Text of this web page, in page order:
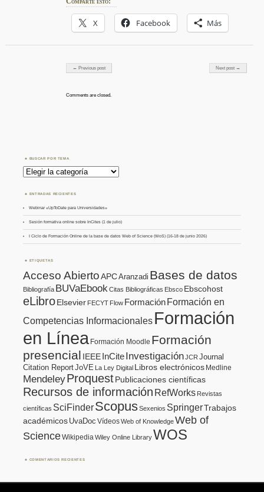
X Facebook Más
Post navigation
← Previous post Next post →
Comments are closed.
BUSCAR POR TEMA
Buscar
por
Tema
ENTRADAS RECIENTES
Webinar «UpToDate para Universidades»
Sesión formativa online sobre InCites (1 de julio)
I Ciclo de Formación Online de la base de datos Web of Science (WoS) (16-18 de junio 2026)
ETIQUETAS
Acceso AbiertoAPCAranzadi Bases de datos
Bibliografía BUVaEbookCitas Bibliográficas Ebsco Ebscohost
eLibroElsevier FECYT Flow FormaciónFormación en
Competencias Informacionales Formación
en Línea Formación Moodle Formación
presencial IEEE InCiteInvestigaciónJCR Journal
Citation ReportJoVE La Ley Digital Libros electrónicos Medline
MendeleyProquestPublicaciones científicas
Recursos de información RefWorks Revistas
científicas SciFinderScopusSexenios SpringerTrabajos
académicos UvaDoc VídeosWeb of KnowledgeWeb of
ScienceWikipediaWiley Online LibraryWOS
COMENTARIOS RECIENTES